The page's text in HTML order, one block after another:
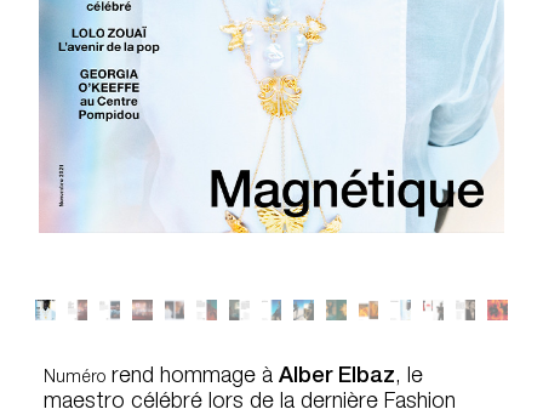
Numéro rend hommage à Alber Elbaz, le
maestro célébré lors de la dernière Fashion